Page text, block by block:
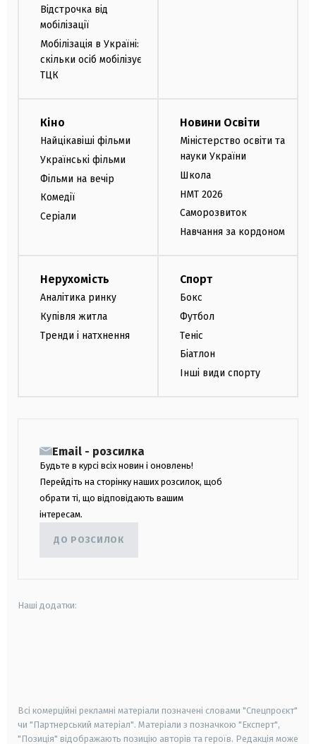
Відстрочка від
мобілізації
Мобілізація в Україні:
скільки осіб мобілізує
ТЦК
Кіно
Найцікавіші фільми
Українські фільми
Фільми на вечір
Комедії
Серіали
Новини Освіти
Міністерство освіти та
науки України
Школа
НМТ 2026
Саморозвиток
Навчання за кордоном
Нерухомість
Аналітика ринку
Купівля житла
Тренди і натхнення
Спорт
Бокс
Футбол
Теніс
Біатлон
Інші види спорту
Email - розсилка
Будьте в курсі всіх новин і оновлень!
Перейдіть на сторінку наших розсилок, щоб
обрати ті, що відповідають вашим
інтересам.
ДО РОЗСИЛОК
Наші додатки:
Всі комерційні рекламні матеріали позначені словами "Спецпроєкт"
чи "Партнерський матеріал". Матеріали з позначкою "Експерт",
"Позиція" відображають позицію авторів та героїв. Редакція може